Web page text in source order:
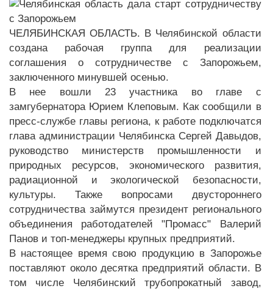
ЧЕЛЯБИНСКАЯ ОБЛАСТЬ. В Челябинской области
создана рабочая группа для реализации
соглашения о сотрудничестве с Запорожьем,
заключенного минувшей осенью.
В нее вошли 23 участника во главе с
замгубернатора Юрием Клеповым. Как сообщили в
пресс-службе главы региона, к работе подключатся
глава администрации Челябинска Сергей Давыдов,
руководство министерств промышленности и
природных ресурсов, экономического развития,
радиационной и экологической безопасности,
культуры. Также вопросами двустороннего
сотрудничества займутся президент регионального
объединения работодателей "Промасс" Валерий
Панов и топ-менеджеры крупных предприятий.
В настоящее время свою продукцию в Запорожье
поставляют около десятка предприятий области. В
том числе Челябинский трубопрокатный завод,